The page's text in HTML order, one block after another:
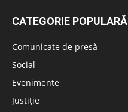
CATEGORIE POPULARĂ
Comunicate de presă
Social
Evenimente
Justiție